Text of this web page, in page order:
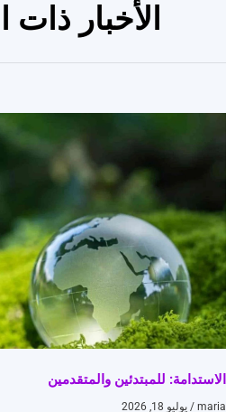
الأخبار ذات
الاستدامة: للمبتدئين والمتقدمين
maria يوليو 18, 2026